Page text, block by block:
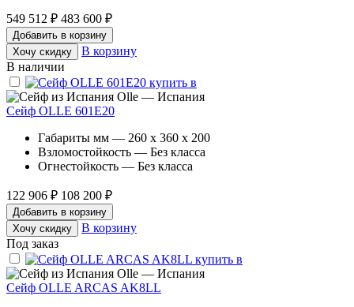
549 512 ₽ 483 600 ₽
Добавить в корзину
Хочу скидку
В корзину
В наличии
Olle — Испания
Сейф OLLE 601E20
Габариты мм — 260 x 360 x 200
Взломостойкость — Без класса
Огнестойкость — Без класса
122 906 ₽ 108 200 ₽
Добавить в корзину
Хочу скидку
В корзину
Под заказ
Olle — Испания
Сейф OLLE ARCAS AK8LL